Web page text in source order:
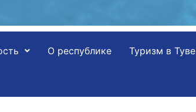
О республике Туризм в Туве